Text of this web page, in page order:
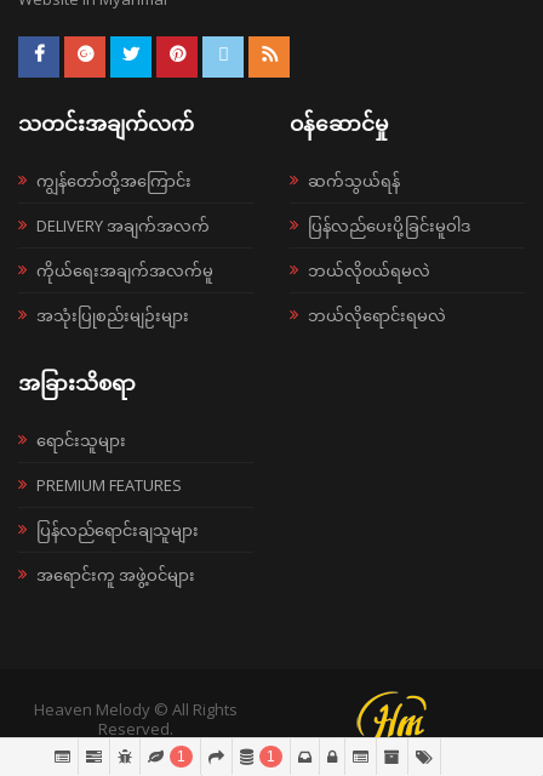
သတင်းအချက်လက်
ကျွန်တော်တို့အကြောင်း
DELIVERY အချက်အလက်
ကိုယ်ရေးအချက်အလက်မူ
အသုံးပြုစည်းမျဉ်းများ
ဝန်ဆောင်မှု
ဆက်သွယ်ရန်
ပြန်လည်ပေးပို့ခြင်းမူဝါဒ
ဘယ်လို၀ယ်ရမလဲ
ဘယ်လိုရောင်းရမလဲ
အခြားသိစရာ
ရောင်းသူများ
PREMIUM FEATURES
ပြန်လည်ရောင်းချသူများ
အရောင်းကူ အဖွဲ့ဝင်များ
Heaven Melody © All Rights
Reserved.
1 1